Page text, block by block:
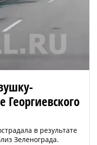
в результате
Зеленограда.